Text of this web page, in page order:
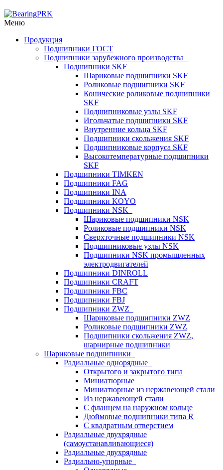
Меню
Продукция
Подшипники ГОСТ
Подшипники зарубежного производства
Подшипники SKF
Шариковые подшипники SKF
Роликовые подшипники SKF
Конические роликовые подшипники
SKF
Подшипниковые узлы SKF
Игольчатые подшипники SKF
Внутренние кольца SKF
Подшипники скольжения SKF
Подшипниковые корпуса SKF
Высокотемпературные подшипники
SKF
Подшипники TIMKEN
Подшипники FAG
Подшипники INA
Подшипники KOYO
Подшипники NSK
Шариковые подшипники NSK
Роликовые подшипники NSK
Сверхточные подшипники NSK
Подшипниковые узлы NSK
Подшипники NSK промышленных
электродвигателей
Подшипники DINROLL
Подшипники CRAFT
Подшипники FBC
Подшипники FBJ
Подшипники ZWZ
Шариковые подшипники ZWZ
Роликовые подшипники ZWZ
Подшипники скольжения ZWZ,
шарнирные подшипники
Шариковые подшипники
Радиальные однорядные
Открытого и закрытого типа
Миниатюрные
Миниатюрные из нержавеющей стали
Из нержавеющей стали
С фланцем на наружном кольце
Дюймовые подшипники типа R
С квадратным отверстием
Радиальные двухрядные
(самоустанавливающиеся)
Радиальные двухрядные
Радиально-упорные